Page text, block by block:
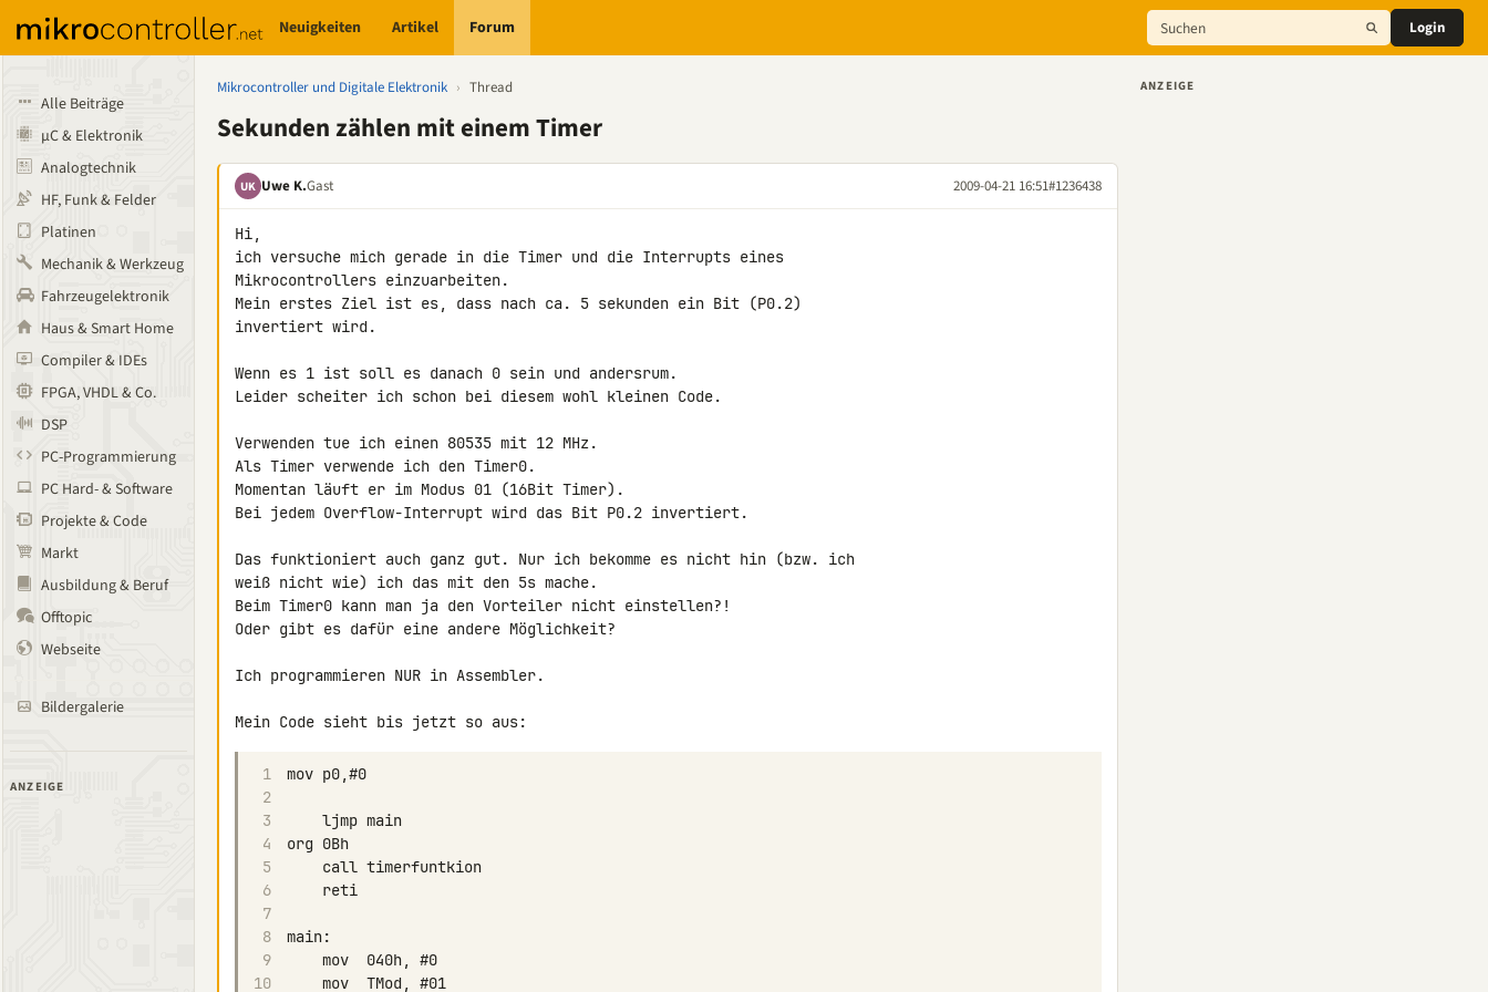
Neuigkeiten Artikel Forum Login
Alle Beiträge
µC & Elektronik
Analogtechnik
HF, Funk & Felder
Platinen
Mechanik & Werkzeug
Fahrzeugelektronik
Haus & Smart Home
Compiler & IDEs
FPGA, VHDL & Co.
DSP
PC-Programmierung
PC Hard- & Software
Projekte & Code
Markt
Ausbildung & Beruf
Offtopic
Webseite
Bildergalerie
ANZEIGE
Mikrocontroller und Digitale Elektronik › Thread
Sekunden zählen mit einem Timer
UK Uwe K.Gast 2009-04-21 16:51#1236438
Hi,
ich versuche mich gerade in die Timer und die Interrupts eines
Mikrocontrollers einzuarbeiten.
Mein erstes Ziel ist es, dass nach ca. 5 sekunden ein Bit (P0.2)
invertiert wird.
Wenn es 1 ist soll es danach 0 sein und andersrum.
Leider scheiter ich schon bei diesem wohl kleinen Code.
Verwenden tue ich einen 80535 mit 12 MHz.
Als Timer verwende ich den Timer0.
Momentan läuft er im Modus 01 (16Bit Timer).
Bei jedem Overflow-Interrupt wird das Bit P0.2 invertiert.
Das funktioniert auch ganz gut. Nur ich bekomme es nicht hin (bzw. ich
weiß nicht wie) ich das mit den 5s mache.
Beim Timer0 kann man ja den Vorteiler nicht einstellen?!
Oder gibt es dafür eine andere Möglichkeit?
Ich programmieren NUR in Assembler.
Mein Code sieht bis jetzt so aus:
1
2
3
4
5
6
7
8
9
10
ANZEIGE